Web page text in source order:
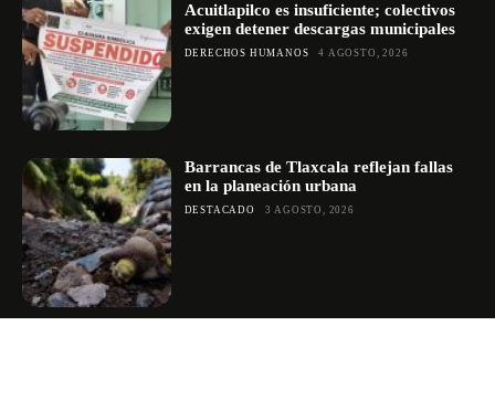
Acuitlapilco es insuficiente; colectivos
exigen detener descargas municipales
DERECHOS HUMANOS 4 AGOSTO, 2026
Barrancas de Tlaxcala reflejan fallas
en la planeación urbana
DESTACADO 3 AGOSTO, 2026